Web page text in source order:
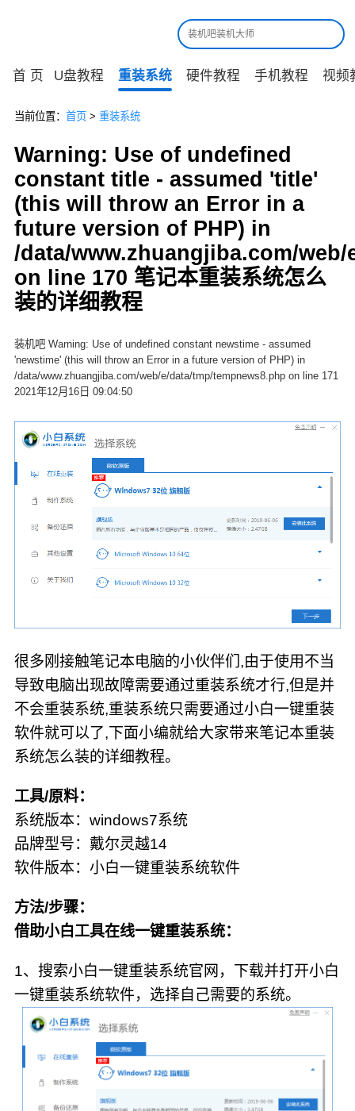
首 页 U盘教程 重装系统 硬件教程 手机教程 视频
当前位置： 首页 > 重装系统
Warning: Use of undefined
constant title - assumed 'title'
(this will throw an Error in a
future version of PHP) in
/data/www.zhuangjiba.com/
on line 170 笔记本重装系统怎么
装的详细教程
装机吧 Warning: Use of undefined constant newstime - assumed
'newstime' (this will throw an Error in a future version of PHP) in
/data/www.zhuangjiba.com/web/e/data/tmp/tempnews8.php on line 171
2021年12月16日 09:04:50
很多刚接触笔记本电脑的小伙伴们,由于使用不当
导致电脑出现故障需要通过重装系统才行,但是并
不会重装系统,重装系统只需要通过小白一键重装
软件就可以了,下面小编就给大家带来笔记本重装
系统怎么装的详细教程。
工具/原料：
系统版本：windows7系统
品牌型号：戴尔灵越14
软件版本：小白一键重装系统软件
方法/步骤：
借助小白工具在线一键重装系统：
1、搜索小白一键重装系统官网，下载并打开小白
一键重装系统软件，选择自己需要的系统。